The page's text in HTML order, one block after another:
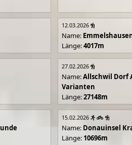
12.03.2026
Name:
Länge:4017m
27.02.2026
Name:Allschwil Dorf
Varianten
Länge:27148m
15.02.2026
Name: Donauinsel
Länge: 10696m